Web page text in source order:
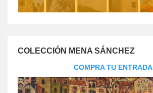
COLECCIÓN MENA SÁNCHEZ
COMPRA TU ENTRADA